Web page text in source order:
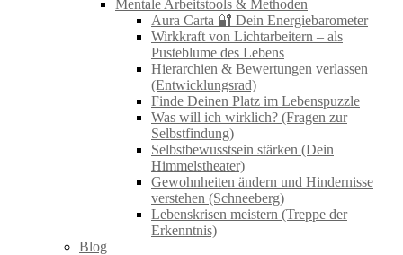
Mentale Arbeitstools & Methoden
Aura Carta 🔐 Dein Energiebarometer
Wirkkraft von Lichtarbeitern – als
Pusteblume des Lebens
Hierarchien & Bewertungen verlassen
(Entwicklungsrad)
Finde Deinen Platz im Lebenspuzzle
Was will ich wirklich? (Fragen zur
Selbstfindung)
Selbstbewusstsein stärken (Dein
Himmelstheater)
Gewohnheiten ändern und Hindernisse
verstehen (Schneeberg)
Lebenskrisen meistern (Treppe der
Erkenntnis)
Blog